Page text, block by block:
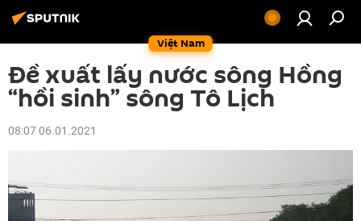
Việt Nam
Đề xuất lấy nước sông Hồng
“hồi sinh” sông Tô Lịch
08:07 06.01.2021